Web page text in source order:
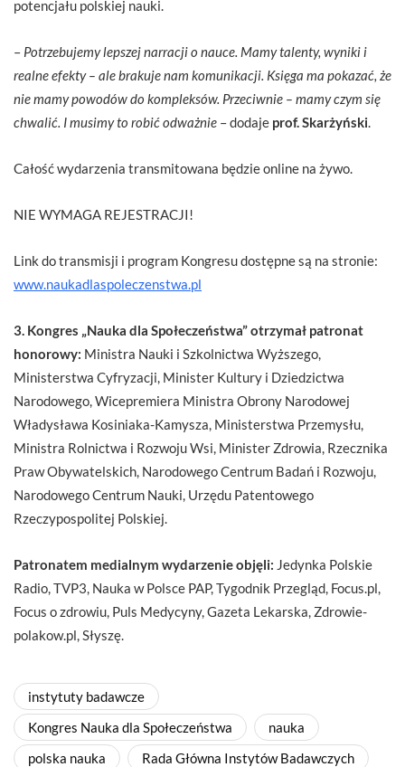
potencjału polskiej nauki.
– Potrzebujemy lepszej narracji o nauce. Mamy talenty, wyniki i
realne efekty – ale brakuje nam komunikacji. Księga ma pokazać, że
nie mamy powodów do kompleksów. Przeciwnie – mamy czym się
chwalić. I musimy to robić odważnie – dodaje prof. Skarżyński
Całość wydarzenia transmitowana będzie online na żywo.
NIE WYMAGA REJESTRACJI!
Link do transmisji i program Kongresu dostępne są na stronie:
www.naukadlaspoleczenstwa.pl
3. Kongres „Nauka dla Społeczeństwa” otrzymał patronat
honorowy: Ministra Nauki i Szkolnictwa Wyższego,
Ministerstwa Cyfryzacji, Minister Kultury i Dziedzictwa
Narodowego, Wicepremiera Ministra Obrony Narodowej
Władysława Kosiniaka-Kamysza, Ministerstwa Przemysłu,
Ministra Rolnictwa i Rozwoju Wsi, Minister Zdrowia, Rzecznika
Praw Obywatelskich, Narodowego Centrum Badań i Rozwoju,
Narodowego Centrum Nauki, Urzędu Patentowego
Rzeczypospolitej Polskiej.
Patronatem medialnym wydarzenie objęli: Jedynka Polskie
Radio, TVP3, Nauka w Polsce PAP, Tygodnik Przegląd, Focus.pl,
Focus o zdrowiu, Puls Medycyny, Gazeta Lekarska, Zdrowie-
polakow.pl, Słyszę.
instytuty badawcze
Kongres Nauka dla Społeczeństwa
nauka
polska nauka
Rada Główna Instytów Badawczych